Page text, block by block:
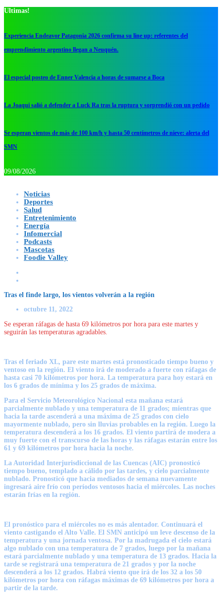
Ultimas!
Experiencia Endeavor Patagonia 2026 confirma su line up: referentes del
emprendimiento argentino llegan a Neuquén.
El especial posteo de Enner Valencia a horas de sumarse a Boca
La Joaqui salió a defender a Luck Ra tras la ruptura y sorprendió con un pedido
Se esperan vientos de más de 100 km/h y hasta 50 centímetros de nieve: alerta del
SMN
09/08/2026
Noticias
Deportes
Salud
Entretenimiento
Energía
Infomercial
Podcasts
Mascotas
Foodie Valley
Tras el finde largo, los vientos volverán a la región
octubre 11, 2022
Se esperan ráfagas de hasta 69 kilómetros por hora para este martes y
seguirán las temperaturas agradables.
Tras el feriado XL, pare este martes está pronosticado tiempo bueno y
ventoso en la región. El viento irá de moderado a fuerte con ráfagas de
hasta casi 70 kilómetros por hora. La temperatura para hoy estará en
los 6 grados de mínima y los 25 grados de máxima.
Para el Servicio Meteorológico Nacional esta mañana estará
parcialmente nublado y una temperatura de 11 grados; mientras que
hacia la tarde ascenderá a una máxima de 25 grados con cielo
mayormente nublado, pero sin lluvias probables en la región. Luego la
temperatura descenderá a los 16 grados. El viento partirá de modera a
muy fuerte con el transcurso de las horas y las ráfagas estarán entre los
61 y 69 kilómetros por hora hacia la noche.
La Autoridad Interjurisdiccional de las Cuencas (AIC) pronosticó
tiempo bueno, templado a cálido por las tardes, y cielo parcialmente
nublado. Pronosticó que hacia mediados de semana nuevamente
ingresará aire frío con períodos ventosos hacia el miércoles. Las noches
estarán frías en la región.
El pronóstico para el miércoles no es más alentador. Continuará el
viento castigando el Alto Valle. El SMN anticipó un leve descenso de la
temperatura y una jornada ventosa. Por la madrugada el cielo estará
algo nublado con una temperatura de 7 grados, luego por la mañana
estará parcialmente nublado y una temperatura de 13 grados. Hacia la
tarde se registrará una temperatura de 21 grados y por la noche
descenderá a los 12 grados. Habrá viento que irá de los 32 a los 50
kilómetros por hora con ráfagas máximas de 69 kilómetros por hora a
partir de la tarde.